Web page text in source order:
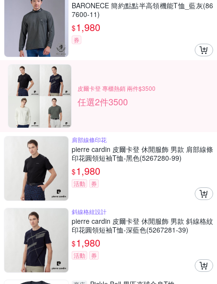
BARONECE 簡約點點半高領機能T恤_藍灰(86
7600-11)
$1,980
券
皮爾卡登 專櫃熱銷 兩件$3500
任選2件3500
肩部線條印花
pierre cardin 皮爾卡登 休閒服飾 男款 肩部線條
印花圓領短袖T恤-黑色(5267280-99)
$1,980
活動 券
斜線格紋設計
pierre cardin 皮爾卡登 休閒服飾 男款 斜線格紋
印花圓領短袖T恤-深藍色(5267281-39)
$1,980
活動 券